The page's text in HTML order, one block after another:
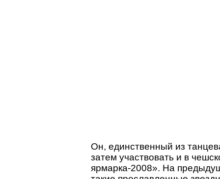
Он, единственный из
затем участвовать и в
ярмарка-2008». На